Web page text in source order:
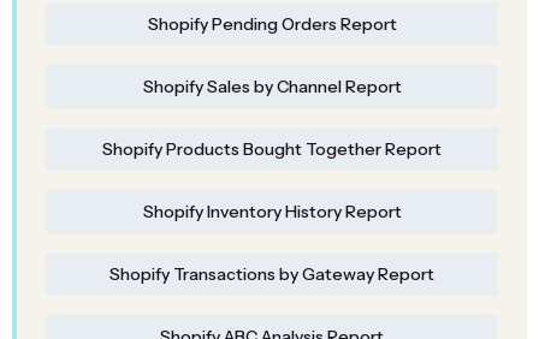
Shopify Pending Orders Report
Shopify Sales by Channel Report
Shopify Products Bought Together Report
Shopify Inventory History Report
Shopify Transactions by Gateway Report